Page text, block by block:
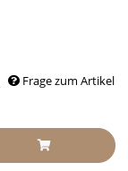
Frage zum Artikel